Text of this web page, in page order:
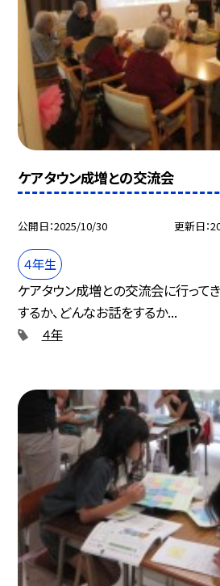
ケアタウン成増との交流会
公開日 2025/10/30 更新日
４年生
ケアタウン成増との交流会に行って
するか、どんなお話をするか...
４年